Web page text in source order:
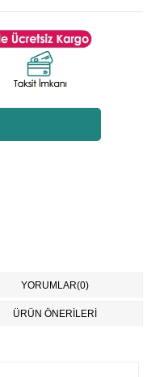
YORUMLAR(0)
ÜRÜN ÖNERILERI